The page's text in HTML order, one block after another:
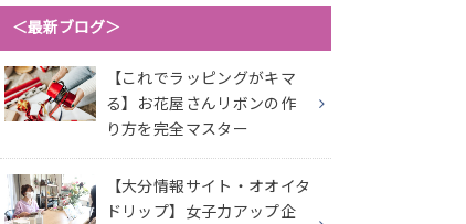
＜最新ブログ＞
【これでラッピングがキマ
る】お花屋さんリボンの作
り方を完全マスター
【大分情報サイト・オオイタ
ドリップ】女子力アップ企